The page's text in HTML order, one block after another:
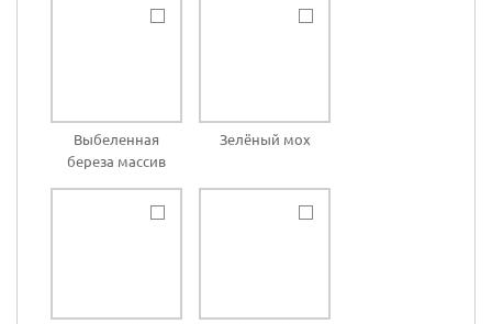
Выбеленная
береза массив
Зелёный мох